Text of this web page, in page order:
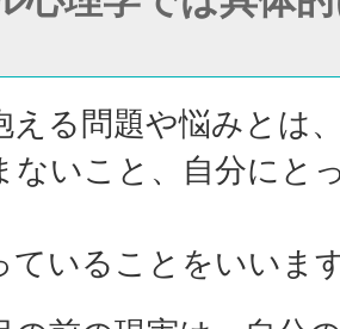
える問題や悩みとは
ないこと、自分にと
ていることをいいま